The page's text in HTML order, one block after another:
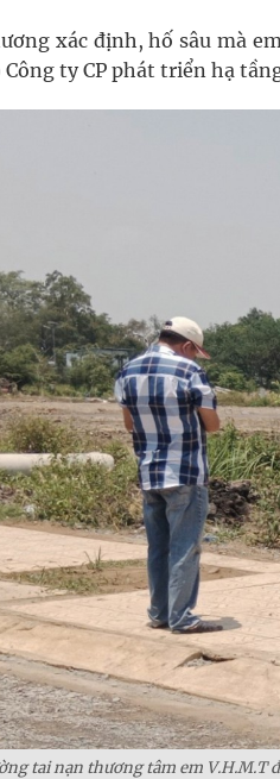
xác định, hố sâu mà
Công ty CP phát triển hạ
tai nạn thương tâm em V.H.M.T